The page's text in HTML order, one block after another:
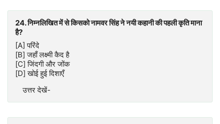
24. निम्नलिखित में से किसको नामवर सिंह ने नयी कहानी की पहली कृति माना
है?
[A] परिंदे
[B] जहाँ लक्ष्मी कैद है
[C] जिंदगी और जोंक
[D] खोई हुई दिशाएँ
उत्तर देखें-